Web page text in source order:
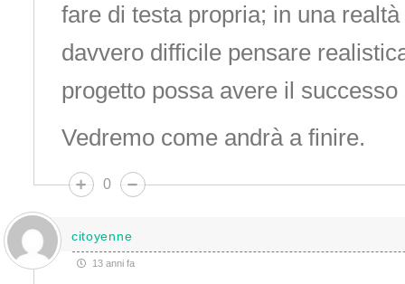
fare di testa propria; in una
davvero difficile pensare
progetto possa avere il successo
Vedremo come andrà a finire.
0
citoyenne
13 anni fa